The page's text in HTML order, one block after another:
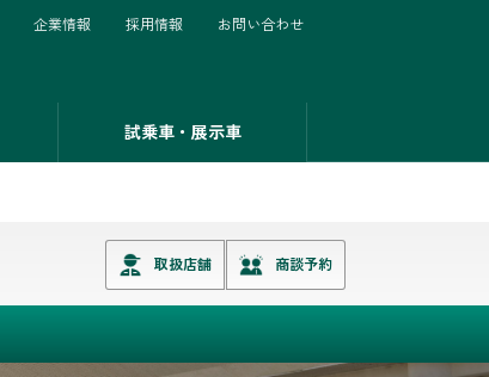
試乗車・展示車
企業情報 採用情報 お問い合わせ
取扱店舗 商談予約